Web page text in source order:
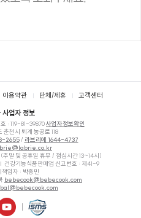
이용약관 단체/제휴 고객센터
업자 정보
: 119-81-39870사업자정보확인
천시 퇴계 농공로 118
2655/ 라브리에 1644-4737
(주말 및 공휴일 휴무 / 점심시간 13~14시)
건강기능식품판매업 신고번호 : 제41-9
임자 : 박종민
bebecook@bebecook.com